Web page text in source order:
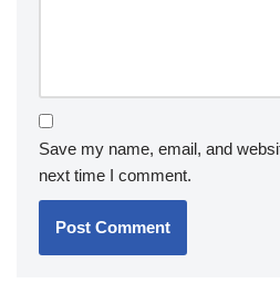
Save my name, email, and
next time I comment.